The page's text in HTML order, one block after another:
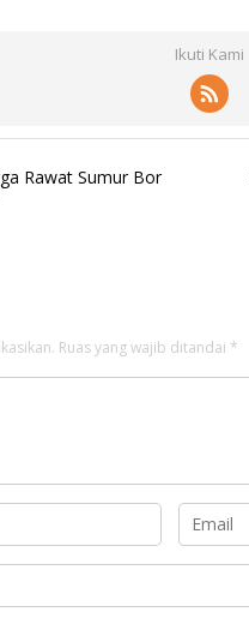
Ikuti Kami
Rawat Sumur Bor
Ruas yang wajib ditandai *